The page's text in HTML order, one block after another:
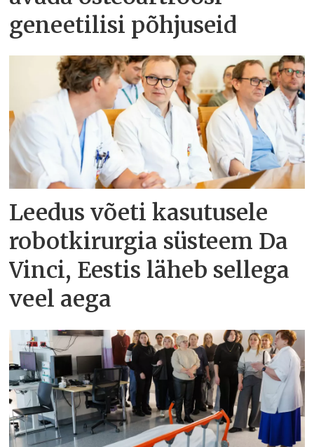
geneetilisi põhjuseid
Leedus võeti kasutusele
robotkirurgia süsteem Da
Vinci, Eestis läheb sellega
veel aega